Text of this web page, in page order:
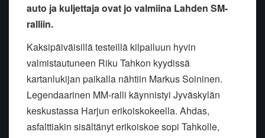
auto ja kuljettaja ovat jo valmiina Lahden SM-
ralliin.
Kaksipäiväisillä testeillä kilpailuun hyvin
valmistautuneen Riku Tahkon kyydissä
kartanlukijan paikalla nähtiin Markus Soininen.
Legendaarinen MM-ralli käynnistyi Jyväskylän
keskustassa Harjun erikoiskokeella. Ahdas,
asfalttiakin sisältänyt erikoiskoe sopi Tahkolle,